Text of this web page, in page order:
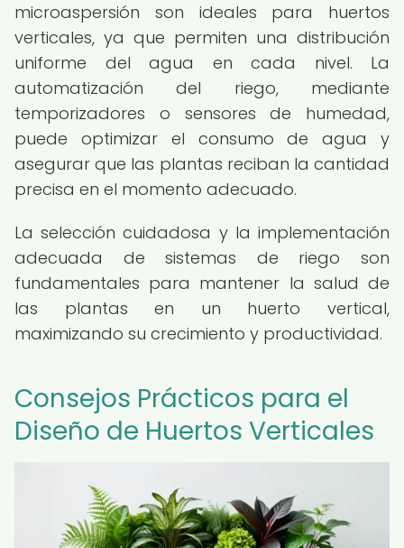
microaspersión son ideales para huertos
verticales, ya que permiten una distribución
uniforme del agua en cada nivel. La
automatización del riego, mediante
temporizadores o sensores de humedad,
puede optimizar el consumo de agua y
asegurar que las plantas reciban la cantidad
precisa en el momento adecuado.
La selección cuidadosa y la implementación
adecuada de sistemas de riego son
fundamentales para mantener la salud de
las plantas en un huerto vertical,
maximizando su crecimiento y productividad.
Consejos Prácticos para el
Diseño de Huertos Verticales